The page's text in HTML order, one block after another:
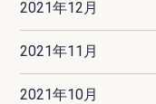
2021年12月
2021年11月
2021年10月